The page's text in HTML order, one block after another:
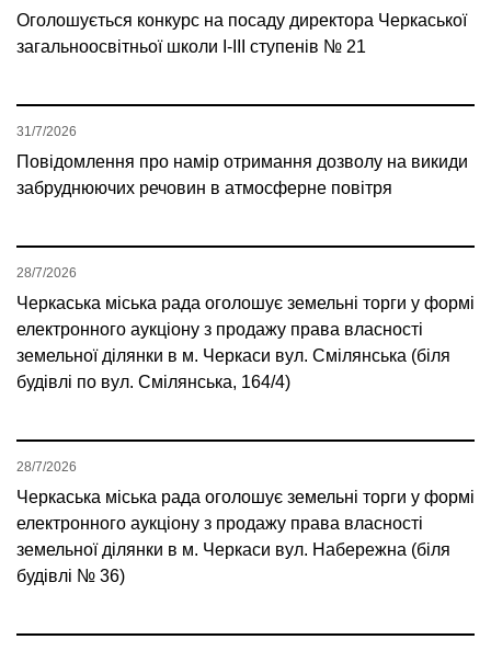
Оголошується конкурс на посаду директора Черкаської
загальноосвітньої школи І-ІІІ ступенів № 21
Повідомлення про намір отримання дозволу на викиди
забруднюючих речовин в атмосферне повітря
31/7/2026
Черкаська міська рада оголошує земельні торги у формі
електронного аукціону з продажу права власності
земельної ділянки в м. Черкаси вул. Смілянська (біля
будівлі по вул. Смілянська, 164/4)
28/7/2026
Черкаська міська рада оголошує земельні торги у формі
електронного аукціону з продажу права власності
земельної ділянки в м. Черкаси вул. Набережна (біля
будівлі № 36)
28/7/2026